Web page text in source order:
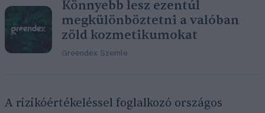
Könnyebb lesz ezentúl
megkülönböztetni a valóban
zöld kozmetikumokat
Greendex Szemle
A rizikóértékeléssel foglalkozó országos